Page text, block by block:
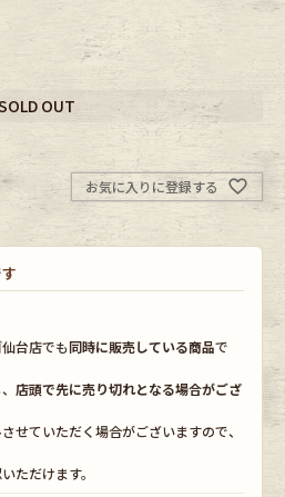
Bottoms
One Piece
セサリーから探す
Stall・Scarf
Shoes
OUT
お気に入りに登録する
台店でも同時に販売している商品で
店頭で先に売り切れとなる場合がござ
せていただく場合がございますので、
ただけます。